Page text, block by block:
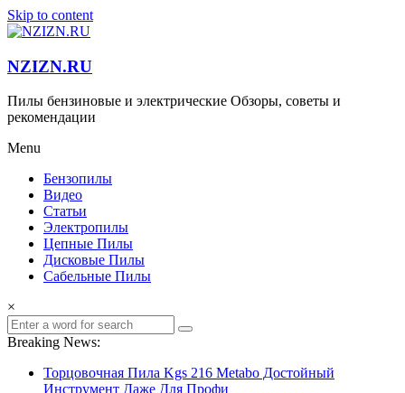
Skip to content
NZIZN.RU
Пилы бензиновые и электрические Обзоры, советы и
рекомендации
Menu
Бензопилы
Видео
Статьи
Электропилы
Цепные Пилы
Дисковые Пилы
Сабельные Пилы
×
Breaking News:
Торцовочная Пила Kgs 216 Metabo Достойный
Инструмент Даже Для Профи